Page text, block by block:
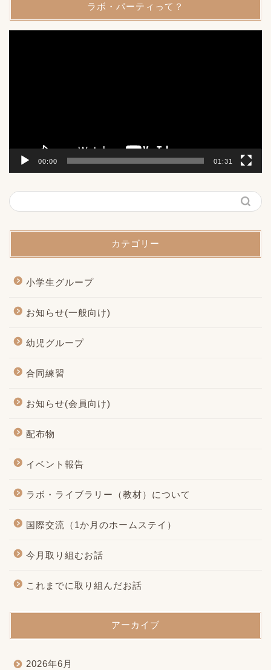
ラボ・パーティって？
00:00 01:31
カテゴリー
小学生グループ
お知らせ(一般向け)
幼児グループ
合同練習
お知らせ(会員向け)
配布物
イベント報告
ラボ・ライブラリー（教材）について
国際交流（1か月のホームステイ）
今月取り組むお話
これまでに取り組んだお話
アーカイブ
2026年6月